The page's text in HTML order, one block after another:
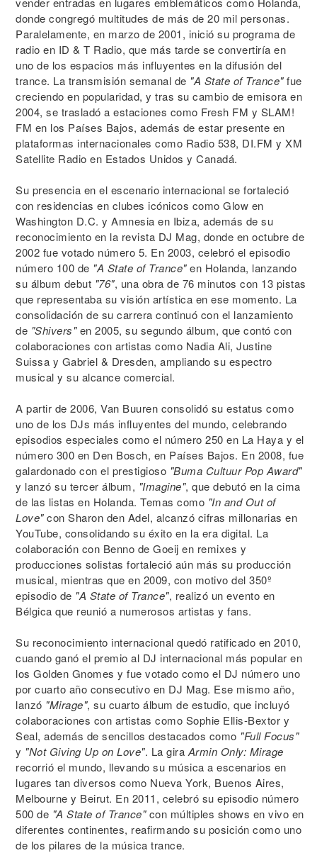
donde congregó multitudes de más de 20 mil personas.
Paralelamente, en marzo de 2001, inició su programa de
radio en ID & T Radio, que más tarde se convertiría en
uno de los espacios más influyentes en la difusión del
trance. La transmisión semanal de "A State of Trance"fue
creciendo en popularidad, y tras su cambio de emisora en
2004, se trasladó a estaciones como Fresh FM y SLAM!
FM en los Países Bajos, además de estar presente en
plataformas internacionales como Radio 538, DI.FM y XM
Satellite Radio en Estados Unidos y Canadá.
Su presencia en el escenario internacional se fortaleció
con residencias en clubes icónicos como Glow en
Washington D.C. y Amnesia en Ibiza, además de su
reconocimiento en la revista DJ Mag, donde en octubre de
2002 fue votado número 5. En 2003, celebró el episodio
número 100 de "A State of Trance"en Holanda, lanzando
su álbum debut "76", una obra de 76 minutos con 13 pistas
que representaba su visión artística en ese momento. La
consolidación de su carrera continuó con el lanzamiento
de "Shivers"en 2005, su segundo álbum, que contó con
colaboraciones con artistas como Nadia Ali, Justine
Suissa y Gabriel & Dresden, ampliando su espectro
musical y su alcance comercial.
A partir de 2006, Van Buuren consolidó su estatus como
uno de los DJs más influyentes del mundo, celebrando
episodios especiales como el número 250 en La Haya y el
número 300 en Den Bosch, en Países Bajos. En 2008, fue
galardonado con el prestigioso "Buma Cultuur Pop Award"
y lanzó su tercer álbum, "Imagine", que debutó en la cima
de las listas en Holanda. Temas como "In and Out of
Love"con Sharon den Adel, alcanzó cifras millonarias en
YouTube, consolidando su éxito en la era digital. La
colaboración con Benno de Goeij en remixes y
producciones solistas fortaleció aún más su producción
musical, mientras que en 2009, con motivo del 350º
episodio de "A State of Trance", realizó un evento en
Bélgica que reunió a numerosos artistas y fans.
Su reconocimiento internacional quedó ratificado en 2010,
cuando ganó el premio al DJ internacional más popular en
los Golden Gnomes y fue votado como el DJ número uno
por cuarto año consecutivo en DJ Mag. Ese mismo año,
lanzó "Mirage", su cuarto álbum de estudio, que incluyó
colaboraciones con artistas como Sophie Ellis-Bextor y
Seal, además de sencillos destacados como "Full Focus"
y "Not Giving Up on Love". La gira Armin Only: Mirage
recorrió el mundo, llevando su música a escenarios en
lugares tan diversos como Nueva York, Buenos Aires,
Melbourne y Beirut. En 2011, celebró su episodio número
500 de "A State of Trance"con múltiples shows en vivo en
diferentes continentes, reafirmando su posición como uno
de los pilares de la música trance.